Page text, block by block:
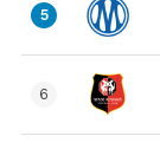
5
6